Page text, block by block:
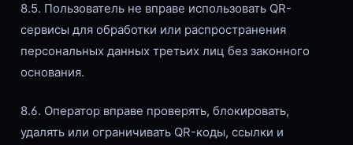
8.5. Пользователь не вправе использовать QR-
сервисы для обработки или распространения
персональных данных третьих лиц без законного
основания.
8.6. Оператор вправе проверять, блокировать,
удалять или ограничивать QR-коды, ссылки и